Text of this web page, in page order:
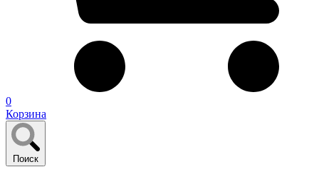
0
Корзина
Поиск